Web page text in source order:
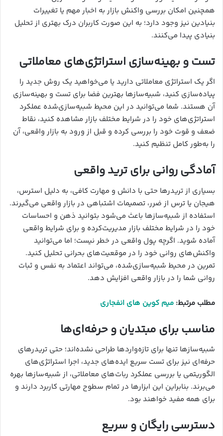
همچنین امکان بررسی واکنش بازار به اخبار مهم یا تغییرات
بنیادین نیز وجود دارد؛ به این صورت کاربران درک بهتری از تحلیل
بنیادی پیدا می‌کنند.
تست و بهینه‌سازی استراتژی‌های معاملاتی
اگر یک استراتژی معاملاتی دارید یا می‌خواهید یک روش جدید را
پیاده‌سازی کنید، شبیه‌سازها بهترین فضا برای تست و بهینه‌سازی
آن هستند. شما می‌توانید در این محیط شبیه‌سازی‌شده عملکرد
استراتژی‌های خود را در شرایط مختلف بازار مشاهده کنید، نقاط
ضعف و قوت خود را بررسی کرده و قبل از ورود به بازار واقعی، آن
را به‌طور کامل تنظیم کنید.
آمادگی روانی برای ترید واقعی
بسیاری از تریدرها حتی با دانش و مهارت کافی، به دلیل استرس،
هیجان یا ترس از ضرر، تصمیمات اشتباهی در بازار واقعی می‌گیرند.
استفاده از شبیه‌سازها باعث می‌شود بتوانید ذهن و احساسات
خود را در شرایط مختلف بازار مدیریت‌کرده و برای شرایط واقعی
آماده شوید. اگرچه پول واقعی در خطر نیست؛ اما می‌توانید
واکنش‌های روانی خود را در موقعیت‌های بحرانی تحلیل کنید.
تمرین در محیط شبیه‌سازی‌شده، می‌تواند اعتماد به نفس و ثبات
روانی شما را در بازار واقعی افزایش دهد.
مطلب مرتبط: میم کوین های انفجاری
مناسب برای مبتدیان و حرفه‌ای‌ها
شبیه‌سازها تنها برای تازه‌واردها طراحی نشده‌اند؛ حتی تریدرهای
حرفه‌ای نیز برای تست سریع ایده‌های جدید، اجرا استراتژی‌های
الگوریتمی یا بررسی عملکرد ربات‌های معاملاتی، از شبیه‌سازها بهره
می‌برند. بنابراین این ابزارها در تمام سطوح مهارتی کاربرد دارند و
برای همه مفید خواهند بود.
دسترسی رایگان و سریع